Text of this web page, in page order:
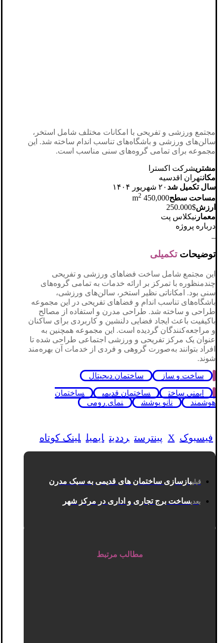
مجتمع ورزشی و تفریحی با امکانات مختلف شامل استخر،
سالن‌های ورزشی و باشگاه‌های تناسب اندام ساخته شد. این
مجموعه برای تمامی گروه‌های سنی مناسب است.
مشتریشرکت اکسترا
مکانتهران اقدسیه
سال تکمیل شد ۲۰ شهریور ۱۴۰۴
مساحت سطح450,000 m
2
ارزش$250.000
معمار نیکلاس پت
درباره پروژه
توضیحاتتکمیلی
این مجتمع شامل ساخت فضاهای ورزشی و تفریحی
چندمنظوره با تمرکز بر ارائه خدمات به تمامی گروه‌های
سنی بود. امکاناتی نظیر استخر، سالن‌های ورزشی،
باشگاه‌های تناسب اندام و فضاهای تفریحی در این مجموعه
طراحی و ساخته شد. طراحی مدرن و استفاده از مصالح
باکیفیت باعث ایجاد فضایی دلنشین و کاربردی برای ساکنان
و مراجعه‌کنندگان گردیده است. این مجموعه همچنین به
عنوان یک مرکز تفریحی و ورزشی اجتماعی طراحی شده تا
افراد بتوانند به‌صورت گروهی و فردی از خدمات آن بهره‌مند
شوند.
ساخت و ساز ساختمان دیجیتال
ایمنی ساخت ساختمان قدیمی
ساختمان
هوشمند
نانو پوشش نمای رومی
فیسبوک X پینترست رددیت ایمیل لینک کوتاه
قبلیبازسازی ساختمان های قدیمی به سبک مدرن
بعدیساخت برج تجاری و اداری در مرکز شهر
مطالب مرتبط